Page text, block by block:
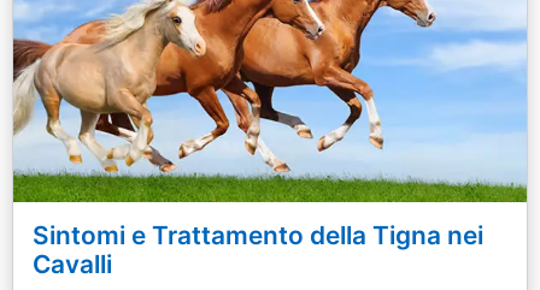
Sintomi e Trattamento della Tigna nei
Cavalli